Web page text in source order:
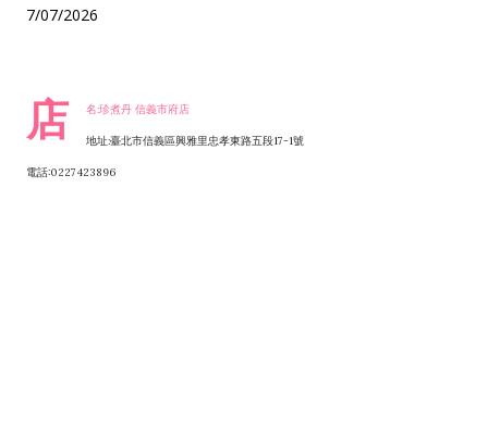
7/07/2026
店 名:珍煮丹 信義市府店
地址:臺北市信義區興雅里忠孝東路五段17-1號
電話:0227423896